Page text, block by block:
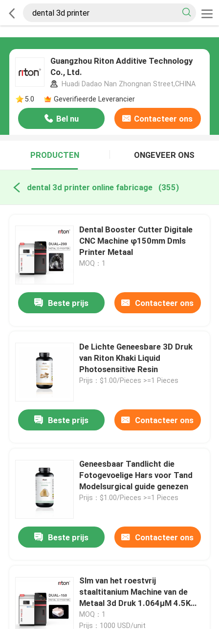
Guangzhou Riton Additive Technology
Co., Ltd.
Huadi Dadao Nan Zhongnan Street,CHINA
5.0
Geverifieerde Leverancier
Bel nu Contacteer ons
PRODUCTEN ONGEVEER ONS
dental 3d printer online fabricage (355)
Dental Booster Cutter Digitale
CNC Machine φ150mm Dmls
Printer Metaal
MOQ：1
Beste prijs Contacteer ons
De Lichte Geneesbare 3D Druk
van Riton Khaki Liquid
Photosensitive Resin
Prijs：$1.00/Pieces >=1 Pieces
Beste prijs Contacteer ons
Geneesbaar Tandlicht die
Fotogevoelige Hars voor Tand
Modelsurgical guide genezen
Prijs：$1.00/Pieces >=1 Pieces
Beste prijs Contacteer ons
Slm van het roestvrij
staaltitanium Machine van de
Metaal 3d Druk 1.064μM 4.5KW
220V
MOQ：1
Prijs：1000 USD/unit